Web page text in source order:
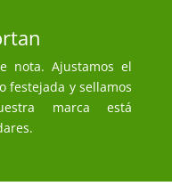
nota. Ajustamos el
festejada y sellamos
marca está